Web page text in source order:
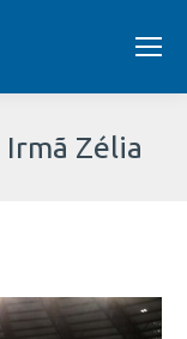
Irmã Zélia
aqui: